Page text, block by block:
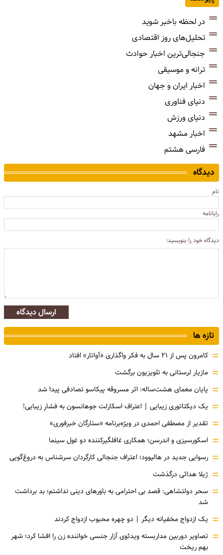
در لحظه باخبر شوید
تحلیل‌های روز اقتصادی
جنجالی‌ترین اخبار حوادث
ترانه و موسیقی
اخبار ایران و جهان
دنیای فناوری
دنیای ورزش
اخبار مشهد
فارسی هشتم
دیدگاه
نام
رایانامه
دیدگاه خود را بنویسید:
ارسال دیدگاه
تازه ها
= کامرون پس از ۲۱ سال به فکر واگذاری «آواتار» افتاد
= مازیار لرستانی به تلویزیون برگشت
= پایان معمای هشت‌ساله: اثر مسروقه پیکاسو تصادفی پیدا شد
= یک دیکتاتوری زیبایی | اعتراف اسکارلت جوهانسون به فشارِ زیبایی!
= تقدیر از مصطفی احمدی در ویژه‌برنامه «ستارگان خبرفوری»
= اسکورسیزی و اندرسن؛ همکاری غافلگیرکننده دو غول سینما
= رسوایی جدید در هالیوود؛ اعتراف جنجالی کارگردان سرشناس به دروغ‌گویی
= ژیلا هدائی درگذشت
= سحر دولتشاهی: قصد بی احترامی به باورهای دینی نداشتم؛ بد برداشت
شد
= یک ازدواج مخفیانه دیگر | دو چهره محبوب ازدواج کردند
= تصاویر دوربین مداربسته ویدئوی آزار جنسی خواننده زن را افشا کرد؛ شهر
بهم ریخت